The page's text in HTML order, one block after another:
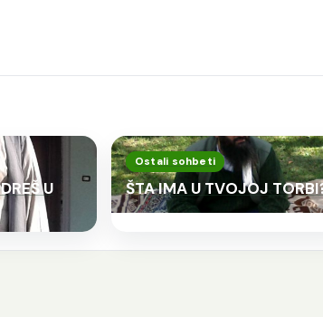
U
Ostali sohbeti
ŠTA IMA U TVOJOJ